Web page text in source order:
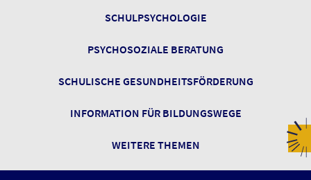
SCHULPSYCHOLOGIE
PSYCHOSOZIALE BERATUNG
SCHULISCHE GESUNDHEITSFÖRDERUNG
INFORMATION FÜR BILDUNGSWEGE
​​​​​​​WEITERE THEMEN